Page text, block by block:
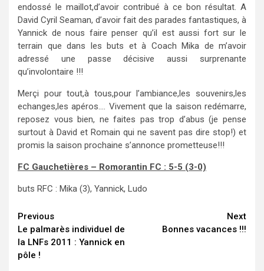
endossé le maillot,d’avoir contribué à ce bon résultat. A
David Cyril Seaman, d’avoir fait des parades fantastiques, à
Yannick de nous faire penser qu’il est aussi fort sur le
terrain que dans les buts et à Coach Mika de m’avoir
adressé une passe décisive aussi surprenante
qu’involontaire !!!
Merçi pour tout,à tous,pour l’ambiance,les souvenirs,les
echanges,les apéros…. Vivement que la saison redémarre,
reposez vous bien, ne faites pas trop d’abus (je pense
surtout à David et Romain qui ne savent pas dire stop!) et
promis la saison prochaine s’annonce prometteuse!!!
FC Gauchetières – Romorantin FC : 5-5 (3-0)
buts RFC : Mika (3), Yannick, Ludo
Continue
Reading
Previous
Le palmarès individuel de
la LNFs 2011 : Yannick en
pôle !
Next
Bonnes vacances !!!